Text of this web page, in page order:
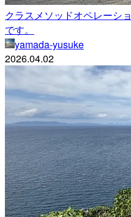
クラスメソッドオペレーシ
です。
yamada-yusuke
2026.04.02